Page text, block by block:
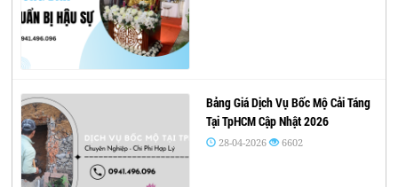
Bảng Giá Dịch Vụ Bốc Mộ Cải Táng
Tại TpHCM Cập Nhật 2026
28-04-2026 6602